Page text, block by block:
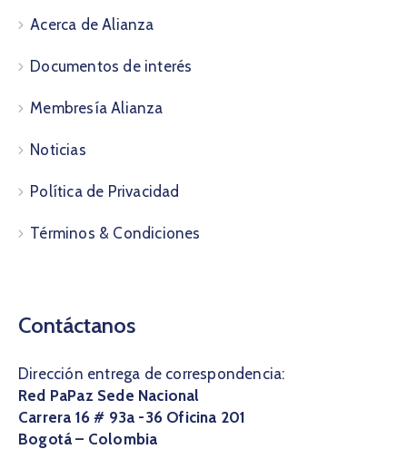
Acerca de Alianza
Documentos de interés
Membresía Alianza
Noticias
Política de Privacidad
Términos & Condiciones
Contáctanos
Dirección entrega de correspondencia:
Red PaPaz Sede Nacional
Carrera 16 # 93a -36 Oficina 201
Bogotá – Colombia